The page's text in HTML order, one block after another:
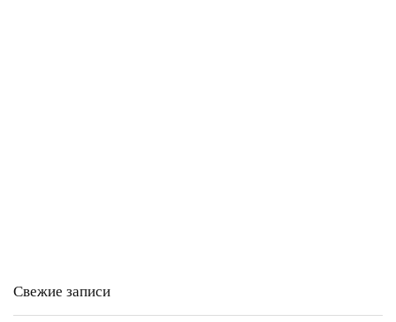
Свежие записи